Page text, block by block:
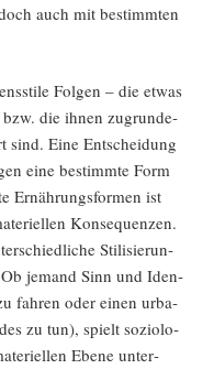
auch mit bestimm­ten
Fol­gen – die etwas
bzw. die ihnen zugrun­de­
sind. Eine Ent­schei­dung
eine bestimm­te Form
Ernäh­rungs­for­men ist
Kon­se­quen­zen.
Sti­li­sie­run­
jemand Sinn und Iden­
fah­ren oder einen urba­
zu tun), spielt sozio­lo­
Ebe­ne unter­